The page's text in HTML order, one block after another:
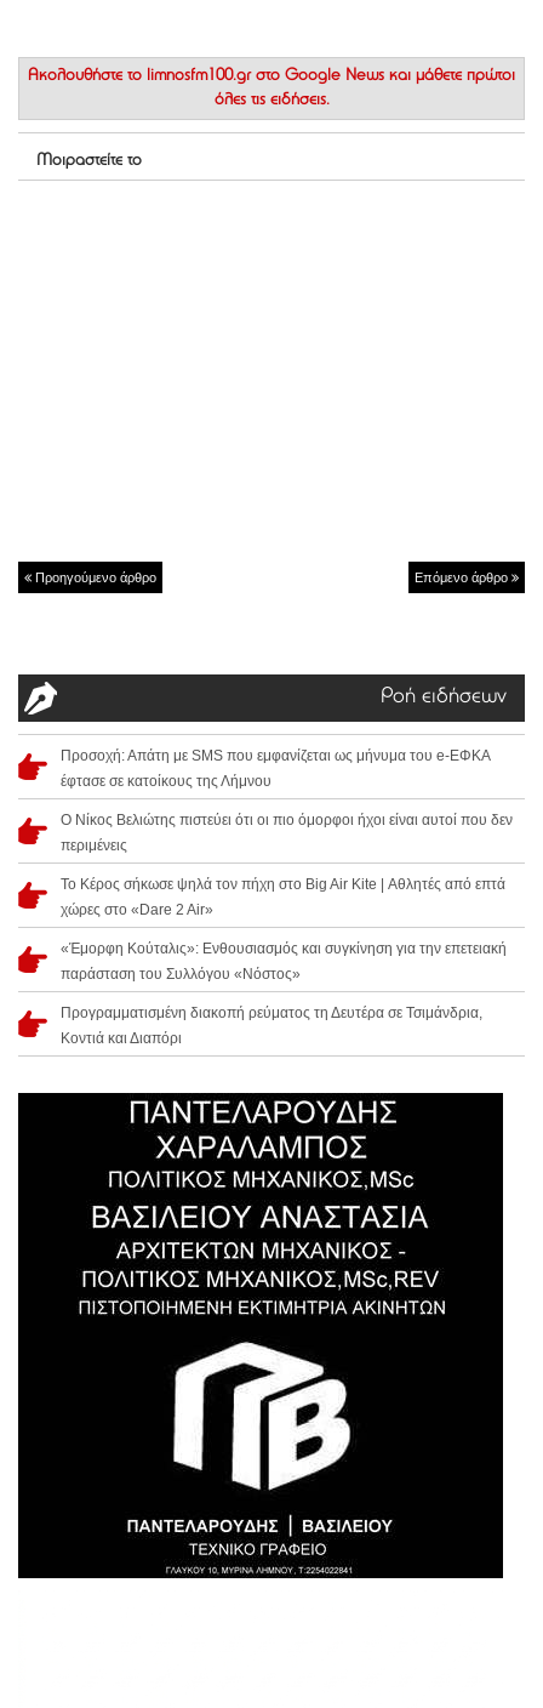
Ακολουθήστε το limnosfm100.gr στο Google News και μάθετε πρώτοι
όλες τις ειδήσεις.
Μοιραστείτε το
Προηγούμενο άρθρο Επόμενο άρθρο
Ροή ειδήσεων
Προσοχή: Απάτη με SMS που εμφανίζεται ως μήνυμα του e-ΕΦΚΑ
έφτασε σε κατοίκους της Λήμνου
Ο Νίκος Βελιώτης πιστεύει ότι οι πιο όμορφοι ήχοι είναι αυτοί που δεν
περιμένεις
Το Κέρος σήκωσε ψηλά τον πήχη στο Big Air Kite | Αθλητές από επτά
χώρες στο «Dare 2 Air»
«Έμορφη Κούταλις»: Ενθουσιασμός και συγκίνηση για την επετειακή
παράσταση του Συλλόγου «Νόστος»
Προγραμματισμένη διακοπή ρεύματος τη Δευτέρα σε Τσιμάνδρια,
Κοντιά και Διαπόρι